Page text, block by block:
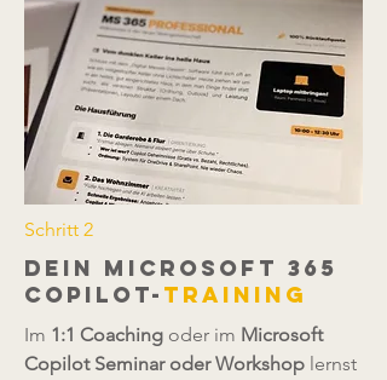
Schritt 2
dein microsoft 365
copilot- training
Im 1:1 Coaching oder im Microsoft
Copilot Seminar oder Workshop lernst